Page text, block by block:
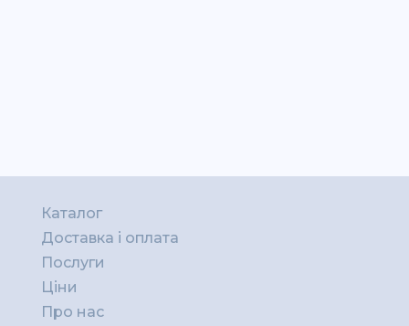
Каталог
Доставка і оплата
Послуги
Ціни
Про нас